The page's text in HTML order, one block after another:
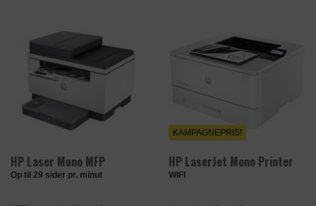
HP Laser Mono MFP
Op til 29 sider pr. minut
HP LaserJet Mono Printer
WIFI
KAMPAGNEPRIS!